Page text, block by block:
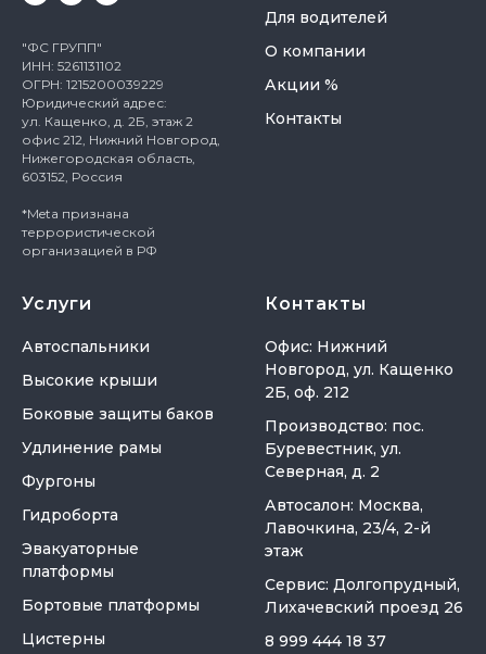
"ФС ГРУПП"
ИНН: 5261131102
ОГРН: 1215200039229
Юридический адрес:
ул. Кащенко, д. 2Б, этаж 2
офис 212, Нижний Новгород,
Нижегородская область,
603152, Россия
*Meta признана
террористической
организацией в РФ
Для водителей
О компании
Акции %
Контакты
Услуги
Автоспальники
Высокие крыши
Боковые защиты баков
Удлинение рамы
Фургоны
Гидроборта
Эвакуаторные
платформы
Бортовые платформы
Цистерны
Контакты
Офис: Нижний
Новгород, ул. Кащенко
2Б, оф. 212
Производство: пос.
Буревестник, ул.
Северная, д. 2
Автосалон: Москва,
Лавочкина, 23/4, 2-й
этаж
Сервис: Долгопрудный,
Лихачевский проезд 26
8 999 444 18 37